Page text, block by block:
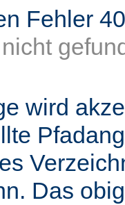
Fehler
nicht
wird
Das